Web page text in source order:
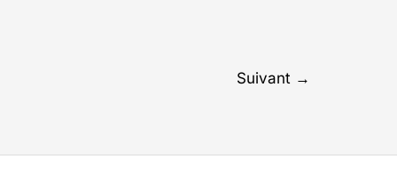
Suivant →